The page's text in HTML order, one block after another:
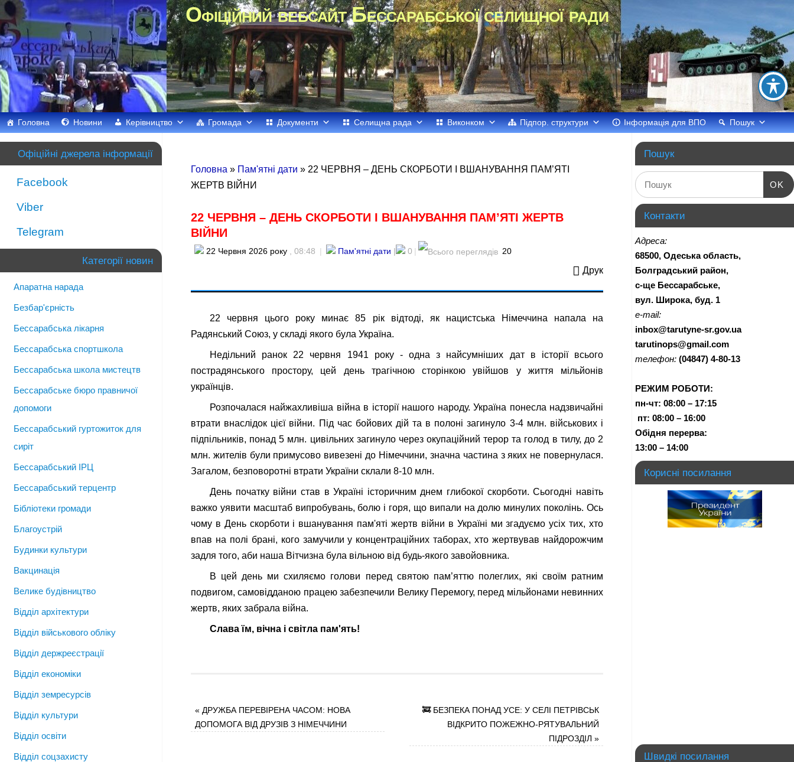
Офіційний вебсайт Бессарабської селищної ради
Головна Новини Керівництво Громада Документи Селищна рада Виконком Підпор. структури Інформація для ВПО Пошук
Головна » Пам'ятні дати » 22 ЧЕРВНЯ – ДЕНЬ СКОРБОТИ І ВШАНУВАННЯ ПАМ’ЯТІ
ЖЕРТВ ВІЙНИ
22 ЧЕРВНЯ – ДЕНЬ СКОРБОТИ І ВШАНУВАННЯ ПАМ’ЯТІ ЖЕРТВ
ВІЙНИ
22 Червня 2026 року , 08:48 | Пам'ятні дати | 0 | 20
Друк
22 червня цього року минає 85 рік відтоді, як нацистська Німеччина напала на
Радянський Союз, у складі якого була Україна.
Недільний ранок 22 червня 1941 року - одна з найсумніших дат в історії всього
пострадянського простору, цей день трагічною сторінкою увійшов у життя мільйонів
українців.
Розпочалася найжахливіша війна в історії нашого народу. Україна понесла надзвичайні
втрати внаслідок цієї війни. Під час бойових дій та в полоні загинуло 3-4 млн. військових і
підпільників, понад 5 млн. цивільних загинуло через окупаційний терор та голод в тилу, до 2
млн. жителів були примусово вивезені до Німеччини, значна частина з яких не повернулася.
Загалом, безповоротні втрати України склали 8-10 млн.
День початку війни став в Україні історичним днем глибокої скорботи. Сьогодні навіть
важко уявити масштаб випробувань, болю і горя, що випали на долю минулих поколінь. Ось
чому в День скорботи і вшанування пам'яті жертв війни в Україні ми згадуємо усіх тих, хто
впав на полі брані, кого замучили у концентраційних таборах, хто жертвував найдорожчим
задля того, аби наша Вітчизна була вільною від будь-якого завойовника.
В цей день ми схиляємо голови перед святою пам’яттю полеглих, які своїм ратним
подвигом, самовідданою працею забезпечили Велику Перемогу, перед мільйонами невинних
жертв, яких забрала війна.
Слава їм, вічна і світла пам'ять!
« ДРУЖБА ПЕРЕВІРЕНА ЧАСОМ: НОВА
ДОПОМОГА ВІД ДРУЗІВ З НІМЕЧЧИНИ
🚒 БЕЗПЕКА ПОНАД УСЕ: У СЕЛІ ПЕТРІВСЬК
ВІДКРИТО ПОЖЕЖНО-РЯТУВАЛЬНИЙ
ПІДРОЗДІЛ»
Офіційні джерела інформації
Facebook
Viber
Telegram
Категорії новин
Апаратна нарада
Безбар'єрність
Бессарабська лікарня
Бессарабська спортшкола
Бессарабська школа мистецтв
Бессарабське бюро правничої
допомоги
Бессарабський гуртожиток для
сиріт
Бессарабський ІРЦ
Бессарабський терцентр
Бібліотеки громади
Благоустрій
Будинки культури
Вакцинація
Велике будівництво
Відділ архітектури
Відділ військового обліку
Відділ держреєстрації
Відділ економіки
Відділ земресурсів
Відділ культури
Відділ освіти
Відділ соцзахисту
Пошук
OK
Контакти
Адреса:
68500, Одеська область,
Болградський район,
с-ще Бессарабське,
вул. Широка, буд. 1
e-mail:
inbox@tarutyne-sr.gov.ua
tarutinops@gmail.com
телефон: (04847) 4-80-13
РЕЖИМ РОБОТИ:
пн-чт: 08:00 – 17:15
пт: 08:00 – 16:00
Обідня перерва:
13:00 – 14:00
Корисні посилання
Швидкі посилання